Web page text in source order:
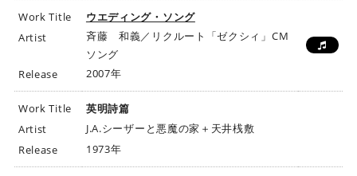
Work Title
ウエディング・ソング
Artist
斉藤 和義／リクルート「ゼクシィ」CM
ソング
Release
2007年
Work Title
英明詩篇
Artist
J.A.シーザーと悪魔の家＋天井桟敷
Release
1973年